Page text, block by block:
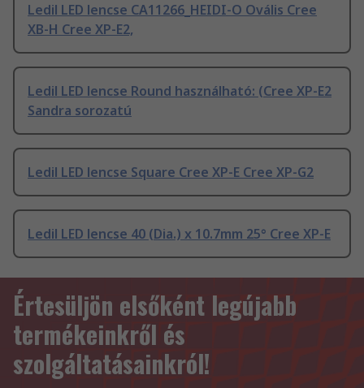
Ledil LED lencse CA11266_HEIDI-O Ovális Cree
XB-H Cree XP-E2,
Ledil LED lencse Round használható: (Cree XP-E2
Sandra sorozatú
Ledil LED lencse Square Cree XP-E Cree XP-G2
Ledil LED lencse 40 (Dia.) x 10.7mm 25° Cree XP-E
Értesüljön elsőként legújabb
termékeinkről és
szolgáltatásainkról!